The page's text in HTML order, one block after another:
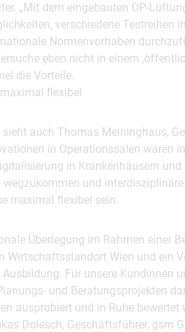
„Mit dem eingebauten OP-
verschiedene Testreihen
Normenvorhaben
eben nicht in einem
die Vorteile.
flexibel
auch Thomas Meininghaus,
in Operationssälen waren
in Krankenhäusern
und
maximal flexibel sein.
Überlegung im Rahmen einer
Wirtschaftsstandort Wien und ein
Für unsere Kundinnen
und Beratungsprojekten
ausprobiert und in Ruhe
Dolesch, Geschäftsführer, gsm